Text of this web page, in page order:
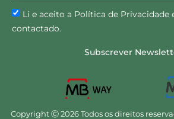
Li e aceito a Política de Privacidade
contactado.
Subscrever
Copyright Ⓒ 2026 Todos os direitos